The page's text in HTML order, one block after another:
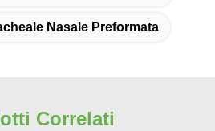
Nasale Preformata
Correlati